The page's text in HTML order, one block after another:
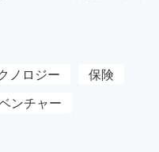
ノロジー
保険
ンチャー